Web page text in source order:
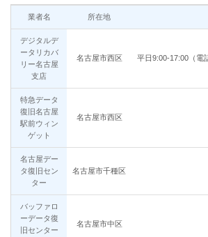
業者名 所在地
デジタルデ
ータリカバ
リー名古屋
支店
名古屋市西区 平日9:00-17:00（電
特急データ
復旧名古屋
駅前ウィン
ゲット
名古屋市西区
名古屋デー
タ復旧セン
ター
名古屋市千種区
バッファロ
ーデータ復
旧センター
名古屋市中区